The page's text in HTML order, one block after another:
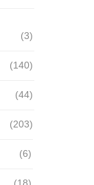
(3)
(140)
(44)
(203)
(6)
(18)